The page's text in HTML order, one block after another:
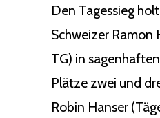
Den Tagessieg
Schweizer Ramon
TG) in
Plätze zwei und
Robin Hanser